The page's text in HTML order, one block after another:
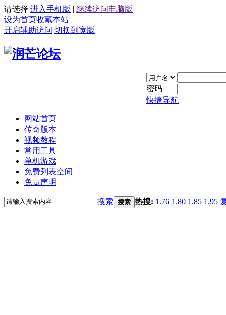
请选择 进入手机版 | 继续访问电脑版
设为首页收藏本站
开启辅助访问 切换到宽版
密码
快捷导航
网站首页
传奇版本
视频教程
常用工具
单机游戏
免费列表空间
免责声明
搜索 搜索 热搜: 1.76 1.80 1.85 1.95